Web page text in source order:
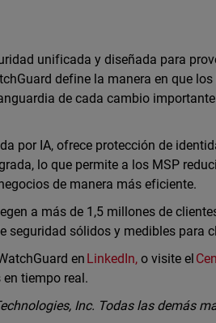
unificada y diseñada para
define la manera en que
de cada cambio
por IA, ofrece protección de
lo que permite a los MSP
de manera más eficiente.
a más de 1,5 millones de
seguridad sólidos y medibles para
en LinkedIn, o visite el
tiempo real.
Inc. Todas las demás